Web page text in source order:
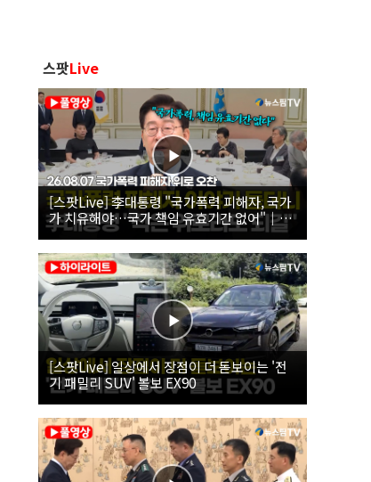
스팟Live
[스팟Live] 李대통령 "국가폭력 피해자, 국가
가 치유해야…국가 책임 유효기간 없어"｜
26.08.07 국가폭력 피해자 위로 오찬
[스팟Live] 일상에서 장점이 더 돋보이는 '전
기 패밀리 SUV' 볼보 EX90